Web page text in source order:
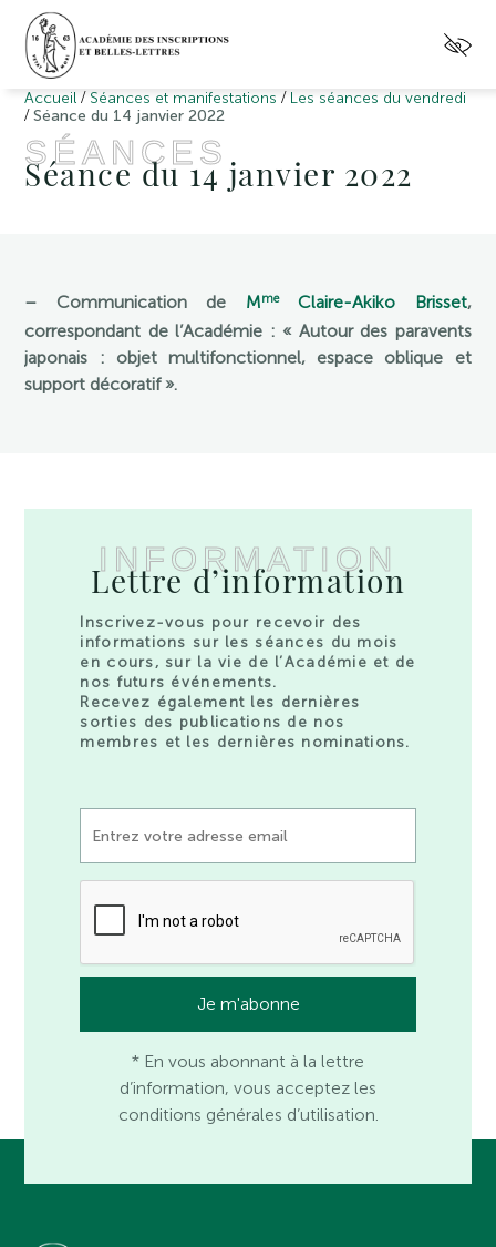
Accueil / Séances et manifestations / Les séances du vendredi
/Séance du 14 janvier 2022
SÉANCES
Séance du 14 janvier 2022
– Communication de MmeClaire-Akiko Brisset,
correspondant de l’Académie : « Autour des paravents
japonais : objet multifonctionnel, espace oblique et
support décoratif ».
INFORMATION
Lettre d’information
Inscrivez-vous pour recevoir des
informations sur les séances du mois
en cours, sur la vie de l’Académie et de
nos futurs événements.
Recevez également les dernières
sorties des publications de nos
membres et les dernières nominations.
* En vous abonnant à la lettre
d’information, vous acceptez les
conditions générales d’utilisation.